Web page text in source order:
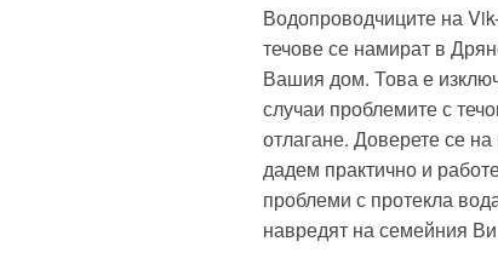
Водопроводчиците на
течове се намират в
Вашия дом. Това е
случаи проблемите с
отлагане. Доверете се
дадем практично и
проблеми с протекла
навредят на семейния